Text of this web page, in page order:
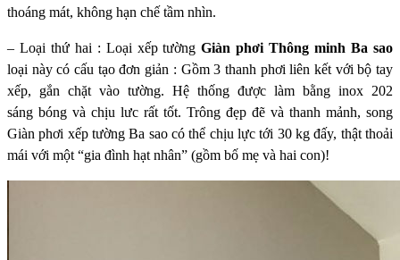
thoáng mát, không hạn chế tầm nhìn.
– Loại thứ hai : Loại xếp tườngGiàn phơi Thông minh Ba sao
loại này có cấu tạo đơn giản : Gồm 3 thanh phơiliên kết với bộ tay
xếp, gắn chặt vào tường. Hệ thống được làm bằng inox 202
sáng bóng và chịu lưc rất tốt. Trông đẹp đẽ và thanh mảnh, song
Giàn phơi xếp tườngBa sao có thể chịu lực tới 30 kg đấy, thật thoải
mái với một “gia đình hạt nhân” (gồm bố mẹ và hai con)!